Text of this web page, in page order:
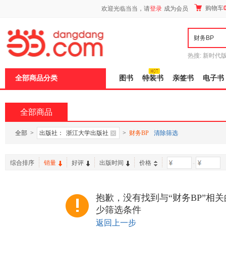
欢迎光临当当，请登录 成为会员 购物车
热搜: 新时代
全部商品分类 图书 特装书 亲签书 电子书
全部商品
全部 > 出版社： 浙江大学出版社 > 财务BP 清除筛选
综合排序 销量 好评 出版时间 价格 -
抱歉，没有找到与“财务BP”相
少筛选条件
返回上一步
页
加